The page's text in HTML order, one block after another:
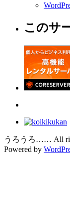
このサ
うろうろ…… All
Powered by